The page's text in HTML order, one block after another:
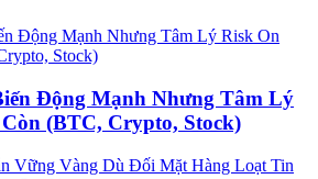
Động Mạnh Nhưng Tâm Lý
(BTC, Crypto, Stock)